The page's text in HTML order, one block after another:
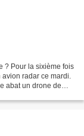
? Pour la sixième fois
radar ce mardi.
abat un drone de